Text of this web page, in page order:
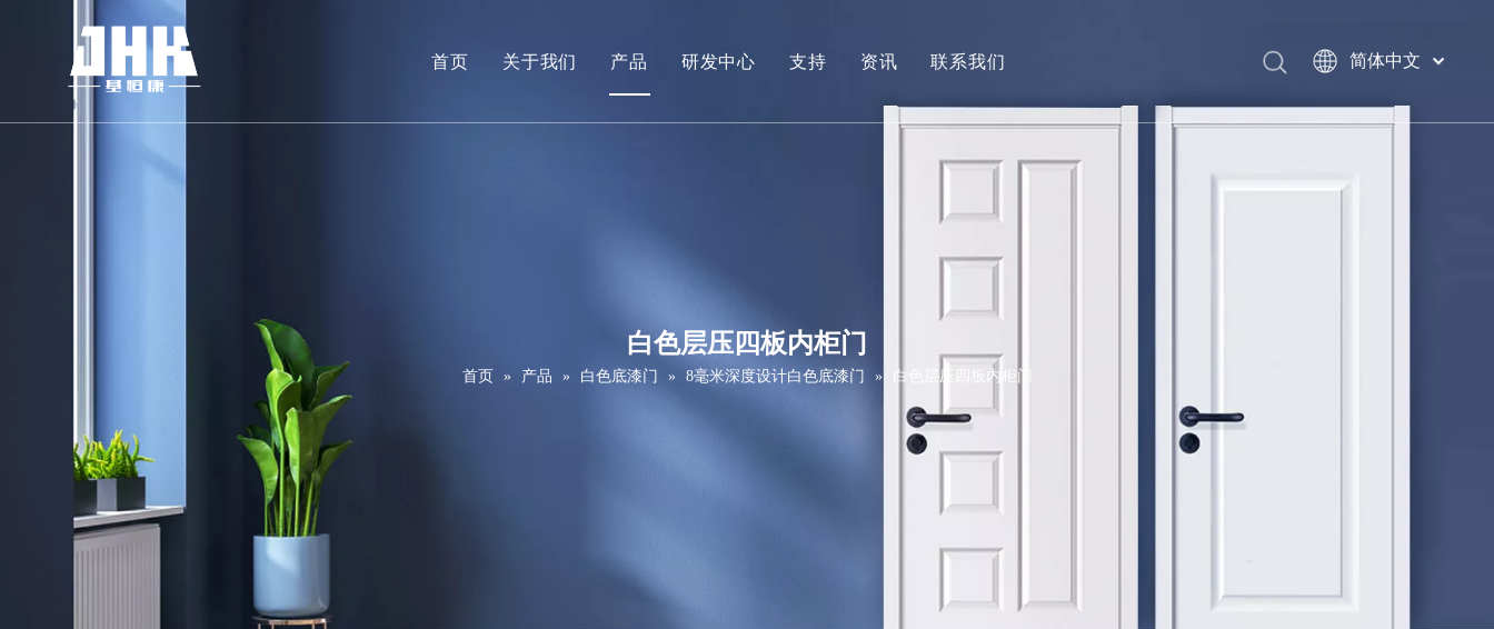
首页 关于我们 产品
实木门
研发中心 支持 资讯 联系我们
简体中文
العربية
白色层压四板内柜门
首页 » 产品 » 白色底漆门 » 8毫米深度设计白色底漆门 » 白色层压四板内柜门